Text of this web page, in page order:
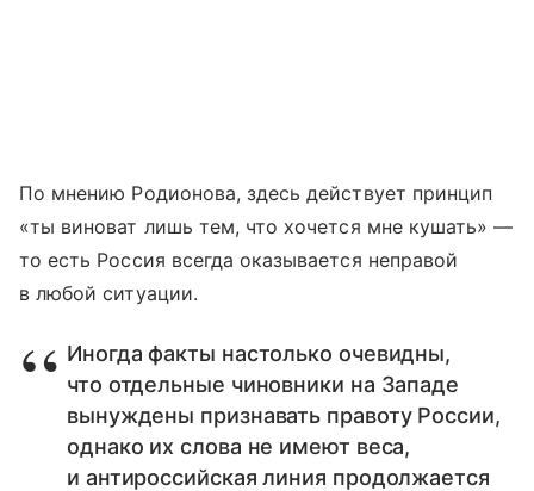
По мнению Родионова, здесь действует принцип
«ты виноват лишь тем, что хочется мне кушать» —
то есть Россия всегда оказывается неправой
в любой ситуации.
Иногда факты настолько очевидны,
что отдельные чиновники на Западе
вынуждены признавать правоту России,
однако их слова не имеют веса,
и антироссийская линия продолжается